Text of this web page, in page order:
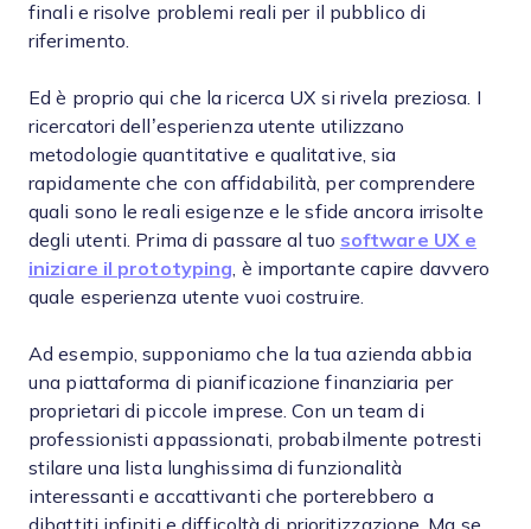
finali e risolve problemi reali per il pubblico di
riferimento.
Ed è proprio qui che la ricerca UX si rivela preziosa. I
ricercatori dell’esperienza utente utilizzano
metodologie quantitative e qualitative, sia
rapidamente che con affidabilità, per comprendere
quali sono le reali esigenze e le sfide ancora irrisolte
degli utenti. Prima di passare al tuo software UX e
iniziare il prototyping , è importante capire davvero
quale esperienza utente vuoi costruire.
Ad esempio, supponiamo che la tua azienda abbia
una piattaforma di pianificazione finanziaria per
proprietari di piccole imprese. Con un team di
professionisti appassionati, probabilmente potresti
stilare una lista lunghissima di funzionalità
interessanti e accattivanti che porterebbero a
dibattiti infiniti e difficoltà di prioritizzazione. Ma se